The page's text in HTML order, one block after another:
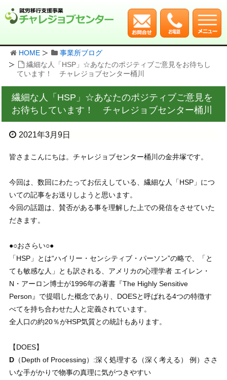
HOME
事業所ブログ
繊細な人「HSP」☆あなたのポジティブご意見をお待ちし
ています！ チャレジョブセンター桶川
繊細な人「HSP」☆あなたのポジティブご意見を
お待ちしています！ チャレジョブセンター桶川
2021年3月9日
皆さまこんにちは。チャレジョブセンター桶川の金井塚です。
今回は、数回にわたってお伝えしている、繊細な人「HSP」につ
いての記事をお送りしようと思います。
今回の話題は、賛否がある事を理解した上での発信をさせていた
だきます。
●○おさらい○●
「HSP」とは“ハイリー・センシティブ・パーソン”の略で、「と
ても敏感な人」とも訳される、アメリカの心理学者 エイレン・
N・アーロン博士が1996年の著書『The Highly Sensitive
Person』で提唱した概念であり、DOESと呼ばれる4つの特徴す
べてを持ち合わせた人と定義されています。
全人口の約20％がHSP気質との統計もあります。
【DOES】
D（Depth of Processing）:深く処理する（深く考える） 例）ささ
いな手がかりで物事の真理に気がつきやすい